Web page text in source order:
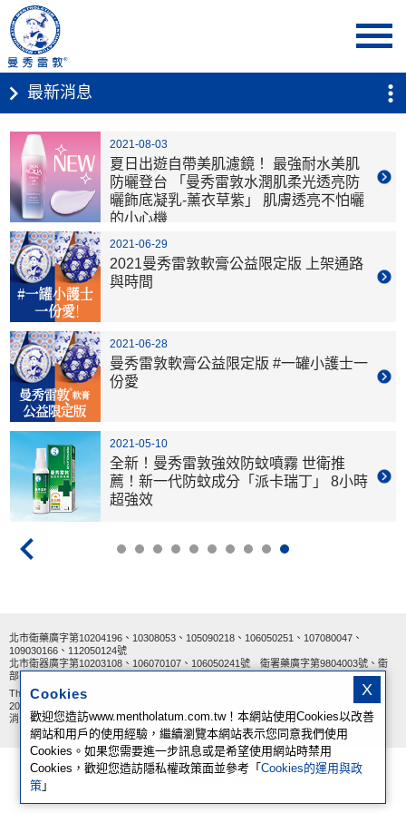
首頁
最新消息
2021-08-03
夏日出遊自帶美肌濾鏡！ 最強耐水美肌
防曬登台 「曼秀雷敦水潤肌柔光透亮防
曬飾底凝乳-薰衣草紫」 肌膚透亮不怕曬
的小心機
2021-06-29
2021曼秀雷敦軟膏公益限定版 上架通路
與時間
2021-06-28
曼秀雷敦軟膏公益限定版 #一罐小護士一
份愛
2021-05-10
全新！曼秀雷敦強效防蚊噴霧 世衛推
薦！新一代防蚊成分「派卡瑞丁」 8小時
超強效
北市衛藥廣字第10204196、10308053、105090218、106050251、107080047、
109030166、112050124號
北市衛器廣字第10203108、106070107、106050241號 衛署藥廣字第9804003號、衛
部醫器輸字第 029148號
The Mentholatum logo is registered trademark of The Mentholatum Company.
2026 © The Mentholatum Company. All Rights Reserved.
消費者服務熱線：0800-231-149 |隱私權政策
電腦版切換
X
Cookies
歡迎您造訪www.mentholatum.com.tw！本網站使用Cookies以改善
網站和用戶的使用經驗，繼續瀏覽本網站表示您同意我們使用
Cookies。如果您需要進一步訊息或是希望使用網站時禁用
Cookies，歡迎您造訪隱私權政策面並參考「Cookies的運用與政
策 」